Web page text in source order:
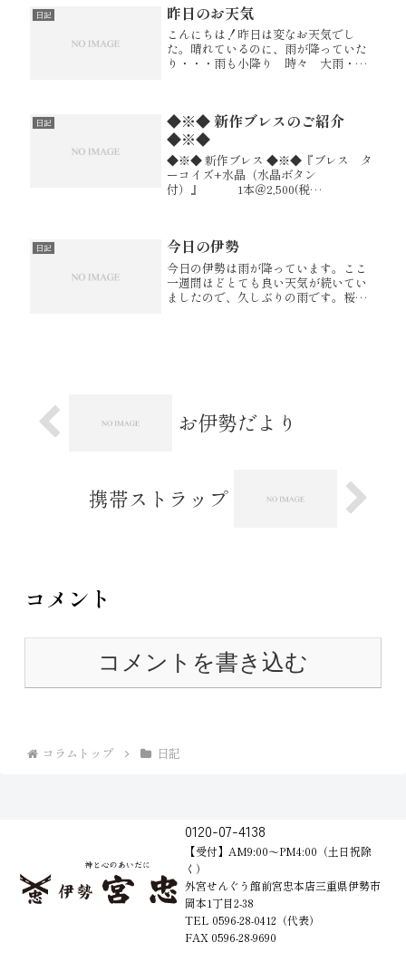
は、興味津々な子供たちの顏がみてと
れまし...
日記 昨日のお天気
こんにちは！昨日は変なお天気でし
た。晴れているのに、雨が降っていた
り・・・雨も小降り 時々 大雨・ど
れです↓しかも、この画像！なんと虹
が...
日記
◆※◆ 新作ブレスのご紹介
◆※◆
◆※◆ 新作ブレス ◆※◆『ブレス タ
ーコイズ+水晶（水晶ボタン
付）』 1本＠2,500(税
夏、数量限定で販売します！！！...
日記 今日の伊勢
今日の伊勢は雨が降っています。ここ
一週間ほどとても良い天気が続いてい
ましたので、久しぶりの雨です。桜の
お伊勢だより
携帯ストラップ
コメント
コメントを書き込む
コラムトップ 日記
0120-07-4138
【受付】AM9:00～PM4:00（土日祝除
く）
外宮せんぐう館前宮忠本店三重県伊勢市
岡本1丁目2-38
TEL 0596-28-0412（代表）
FAX 0596-28-9690